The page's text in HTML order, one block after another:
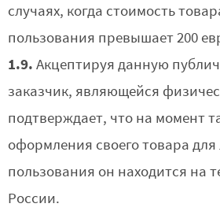
случаях, когда стоимость
пользования превышает 200
1.9. Акцептируя данную
заказчик, являющейся
подтверждает, что на момент
оформления своего товара для
пользования он находится на
России.